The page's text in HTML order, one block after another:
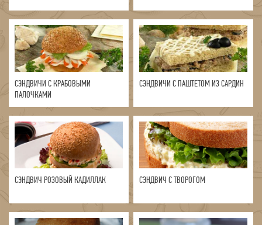
СЭНДВИЧИ С КРАБОВЫМИ
ПАЛОЧКАМИ
СЭНДВИЧИ С ПАШТЕТОМ ИЗ САРДИН
СЭНДВИЧ РОЗОВЫЙ КАДИЛЛАК СЭНДВИЧ С ТВОРОГОМ